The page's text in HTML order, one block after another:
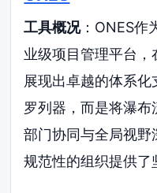
工具概况：ONES作
业级项目管理平台
展现出卓越的体系
罗列器，而是将瀑
部门协同与全局视
规范性的组织提供了